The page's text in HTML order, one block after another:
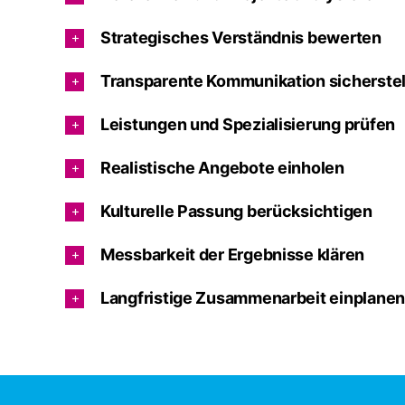
Strategisches Verständnis bewerten
Transparente Kommunikation
Leistungen und Spezialisierung prüfen
Realistische Angebote einholen
Kulturelle Passung berücksichtigen
Messbarkeit der Ergebnisse klären
Langfristige Zusammenarbeit einplanen